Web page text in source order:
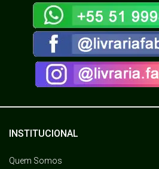
INSTITUCIONAL
Quem Somos